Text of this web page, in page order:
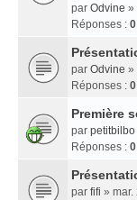
par Odvine »
Réponses : 0
par Odvine »
Réponses : 0
Première
par petitbilbo
Réponses : 0
par fifi »